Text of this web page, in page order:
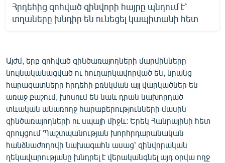
Հրդեհից զոհված զինվորի հայրը պնդում է՝
տղաները խնդիր են ունեցել կապիտանի հետ
Այժմ, երբ զոհված զինծառայողների մարմինները
նույնականացված ու հուղարկավորված են, նրանց
հարազատները հրդեհի բռնկման այլ վարկածներ են
առաջ քաշում, խոսում են նաև դրան նախորդած
տևական անառողջ հարաբերությունների մասին
զինծառայողների ու սպայի միջև: Երեկ Հանրայինի հետ
զրույցում Պաշտպանության խորհրդարանական
հանձնաժողովի նախագահն ասաց՝ զինվորական
ղեկավարությանը խնդրել է վերականգնել այդ օրվա ողջ